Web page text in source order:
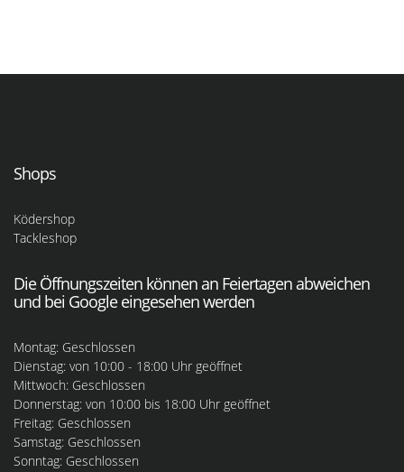
Shops
Ködershop
Tackleshop
Die Öffnungszeiten können an Feiertagen abweichen
und bei Google eingesehen werden
Montag: Geschlossen
Dienstag: von 10:00 - 18:00 Uhr geöffnet
Mittwoch: Geschlossen
Donnerstag: von 10:00 bis 18:00 Uhr geöffnet
Freitag: Geschlossen
Samstag: Geschlossen
Sonntag: Geschlossen